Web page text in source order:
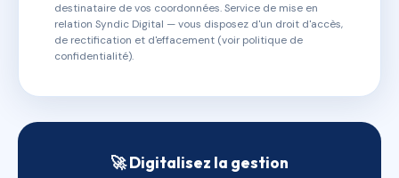
destinataire de vos coordonnées. Service de mise en
relation Syndic Digital — vous disposez d'un droit d'accès,
de rectification et d'effacement (voir politique de
confidentialité).
🚀 Digitalisez la gestion